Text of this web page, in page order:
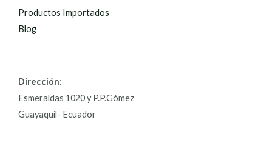
Productos Importados
Blog
Dirección:
Esmeraldas 1020 y P.P.Gómez
Guayaquil- Ecuador